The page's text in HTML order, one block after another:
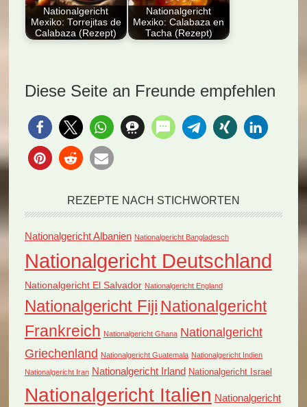
Nationalgericht
Mexiko: Torrejitas de
Calabaza (Rezept)
Calabaza, ein…
Nationalgericht
Mexiko: Calabaza en
Tacha (Rezept)
Calabaza en Tacha…
Diese Seite an Freunde empfehlen
REZEPTE NACH STICHWORTEN
Nationalgericht Albanien Nationalgericht Bangladesch
Nationalgericht Deutschland
Nationalgericht El Salvador Nationalgericht England
Nationalgericht Fiji Nationalgericht
Frankreich Nationalgericht Ghana Nationalgericht
Griechenland Nationalgericht Guatemala Nationalgericht Indien
Nationalgericht Iran Nationalgericht Irland Nationalgericht Israel
Nationalgericht Italien Nationalgericht